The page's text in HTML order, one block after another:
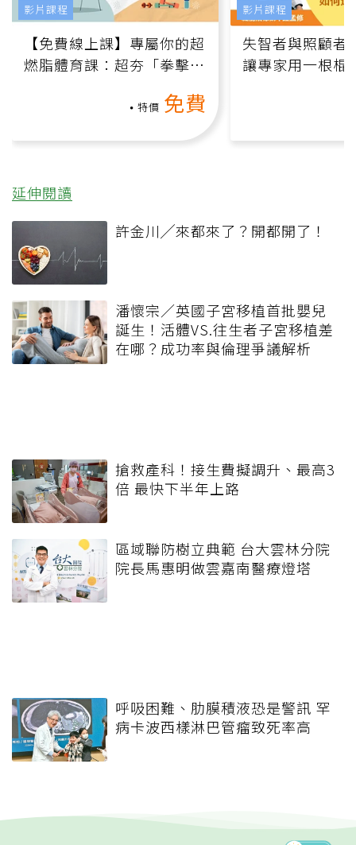
【免費線上課】專屬你的超
燃脂體育課：超夯「拳擊有
特價 免費
影片課程
失智者與照顧者
讓專家用一根棍
影片課程
延伸閱讀
許金川╱來都來了？開都開了！
潘懷宗／英國子宮移植首批嬰兒
誕生！活體VS.往生者子宮移植差
在哪？成功率與倫理爭議解析
搶救產科！接生費擬調升、最高3
倍 最快下半年上路
區域聯防樹立典範 台大雲林分院
院長馬惠明做雲嘉南醫療燈塔
呼吸困難、肋膜積液恐是警訊 罕
病卡波西樣淋巴管瘤致死率高